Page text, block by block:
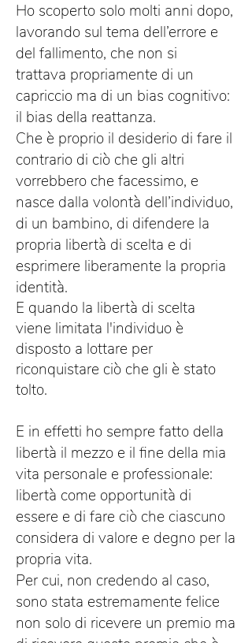
Ho scoperto solo molti anni dopo,
lavorando sul tema dell’errore e
del fallimento, che non si
trattava propriamente di un
capriccio ma di un bias cognitivo:
il bias della reattanza.
Che è proprio il desiderio di fare il
contrario di ciò che gli altri
vorrebbero che facessimo, e
nasce dalla volontà dell’individuo,
di un bambino, di difendere la
propria libertà di scelta e di
esprimere liberamente la propria
identità.
E quando la libertà di scelta
viene limitata l'individuo è
disposto a lottare per
riconquistare ciò che gli è stato
tolto.
E in effetti ho sempre fatto della
libertà il mezzo e il fine della mia
vita personale e professionale:
libertà come opportunità di
essere e di fare ciò che ciascuno
considera di valore e degno per la
propria vita.
Per cui, non credendo al caso,
sono stata estremamente felice
non solo di ricevere un premio ma